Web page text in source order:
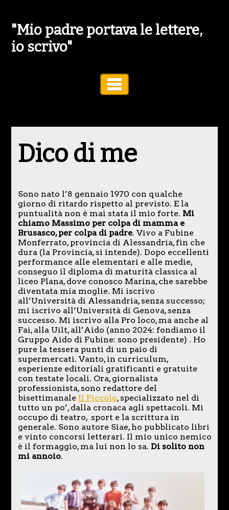
"Mio padre portava le lettere,
io scrivo"
Dico di me
Sono nato l’8 gennaio 1970 con qualche
giorno di ritardo rispetto al previsto. E la
puntualità non è mai stata il mio forte. Mi
chiamo Massimo per colpa di mamma e
Brusasco, per colpa di padre. Vivo a Fubine
Monferrato, provincia di Alessandria, fin che
dura (la Provincia, si intende). Dopo eccellenti
performance alle elementari e alle medie,
conseguo il diploma di maturità classica al
liceo Plana, dove conosco Marina, che sarebbe
diventata mia moglie. Mi iscrivo
all’Università di Alessandria, senza successo;
mi iscrivo all’Università di Genova, senza
successo. Mi iscrivo alla Pro loco, ma anche al
Fai, alla Uilt, all’Aido (anno 2024: fondiamo il
Gruppo Aido di Fubine: sono presidente) . Ho
pure la tessera punti di un paio di
supermercati. Vanto, in curriculum,
esperienze editoriali gratificanti e gratuite
con testate locali. Ora, giornalista
professionista, sono redattore del
bisettimanale Il Piccolo, specializzato nel di
tutto un po’, dalla cronaca agli spettacoli. Mi
occupo di teatro, sport e la scrittura in
generale. Sono autore Siae, ho pubblicato libri
e vinto concorsi letterari. Il mio unico nemico
è il formaggio, ma lui non lo sa. Di solito non
mi annoio.